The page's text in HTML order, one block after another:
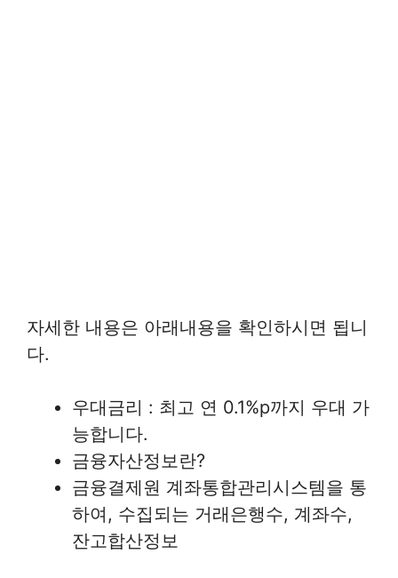
자세한 내용은 아래내용을 확인하시면 됩니
다.
우대금리 : 최고 연 0.1%p까지 우대 가
능합니다.
금융자산정보란?
금융결제원 계좌통합관리시스템을 통
하여, 수집되는 거래은행수, 계좌수,
잔고합산정보